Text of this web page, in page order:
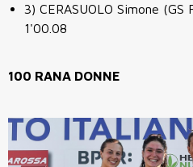
3) CERASUOLO Simone
1'00.08
100 RANA DONNE